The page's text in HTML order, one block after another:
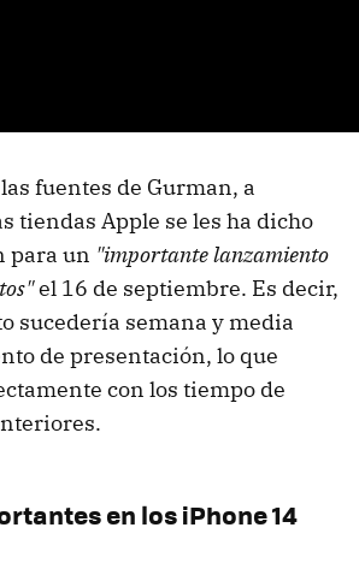
fuentes de Gurman, a
tiendas Apple se les ha dicho
para un "importante lanzamiento
el 16 de septiembre. Es decir,
sucedería semana y media
de presentación, lo que
con los tiempo de
en los iPhone 14